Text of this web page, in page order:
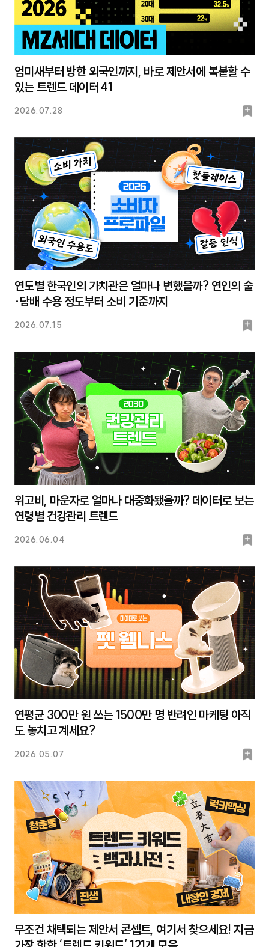
엄미새부터 방한 외국인까지, 바로 제안서에 복붙할 수
있는 트렌드 데이터 41
2026.07.28
북
크
연도별 한국인의 가치관은 얼마나 변했을까? 연인의 술
·담배 수용 정도부터 소비 기준까지
2026.07.15
북
크
위고비, 마운자로 얼마나 대중화됐을까? 데이터로 보는
연령별 건강관리 트렌드
2026.06.04
북
크
연평균 300만 원 쓰는 1500만 명 반려인 마케팅 아직
도 놓치고 계세요?
2026.05.07
북
크
무조건 채택되는 제안서 콘셉트, 여기서 찾으세요! 지금